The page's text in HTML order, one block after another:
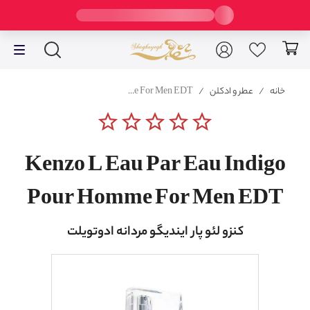
خانه / عطر و ادکلن /
Kenzo L Eau Par Eau Indigo Pour Homme For Men EDT
star_borderstar_borderstar_borderstar_borderstar_border
Kenzo L Eau Par Eau Indigo
Pour Homme For Men EDT
کنزو لئو پار ایندیگو مردانه ادوتویلت